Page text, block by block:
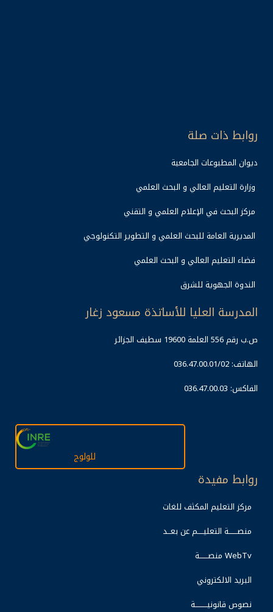
روابط ذات صلة
ديوان المطبوعات الجامعية
وزارة التعليم العالي و البحث العلمي
المدرسة العليا للأساتذة مسعود زغار
ص.ب رقم 556 العلمة 19600 سطيف الجزائر
الهاتف: 036.47.00.01/02
036.47.00.03 :الفاكس
للولوج
روابط مفيدة
مركز التعليم المكثف للغات
منصـــــــة التعليـــــم عن بعـــد
منصـــــــة WebTv
البريد الالكتروني
نصوص قانونيــــــــــة